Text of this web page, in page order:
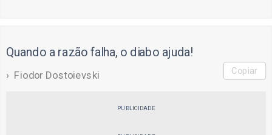
Quando a razão falha, o diabo ajuda!
Fiodor Dostoievski Copiar
PUBLICIDADE